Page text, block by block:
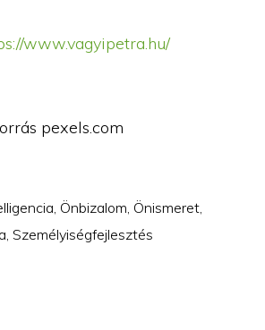
www.vagyipetra.hu/
pexels.com
, Önbizalom, Önismeret,
,Személyiségfejlesztés